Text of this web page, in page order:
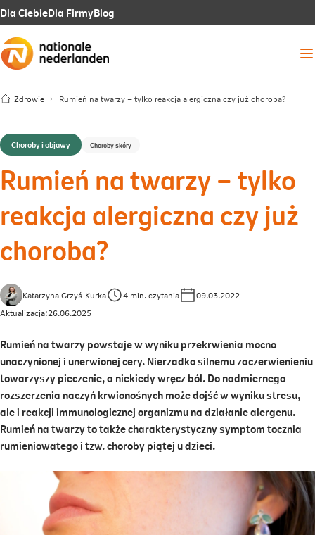
Dla CiebieLink
się
karcie
Dla FirmyLink
się
Blog
Zdrowie Rumień na twarzy – tylko reakcja alergiczna czy już choroba?
Choroby i objawy Choroby skóry
Rumień na twarzy – tylko
reakcja alergiczna czy już
choroba?
Katarzyna Grzyś-Kurka 4 min. czytania
09.03.2022
Aktualizacja:26.06.2025
Rumień na twarzy powstaje w wyniku przekrwienia mocno
unaczynionej i unerwionej cery. Nierzadko silnemu zaczerwienieniu
towarzyszy pieczenie, a niekiedy wręcz ból. Do nadmiernego
rozszerzenia naczyń krwionośnych może dojść w wyniku stresu,
ale i reakcji immunologicznej organizmu na działanie alergenu.
Rumień na twarzy to także charakterystyczny symptom tocznia
rumieniowatego i tzw. choroby piątej u dzieci.